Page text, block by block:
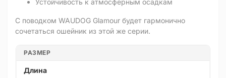
Устойчивость к атмосферным осадкам
С поводком WAUDOG Glamour будет гармонично
сочетаться ошейник из этой же серии.
РАЗМЕР
Длина